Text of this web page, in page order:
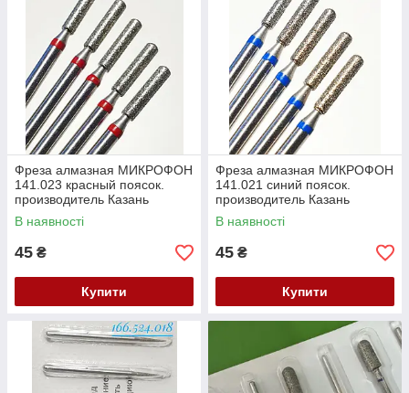
Фреза алмазная МИКРОФОН
141.023 красный поясок.
производитель Казань
(104.141.514.023) Залишок
В наявності
45 ₴
Купити
Фреза алмазная МИКРОФОН
141.021 синий поясок.
производитель Казань
(104.141.524.021) Залишок
В наявності
45 ₴
Купити